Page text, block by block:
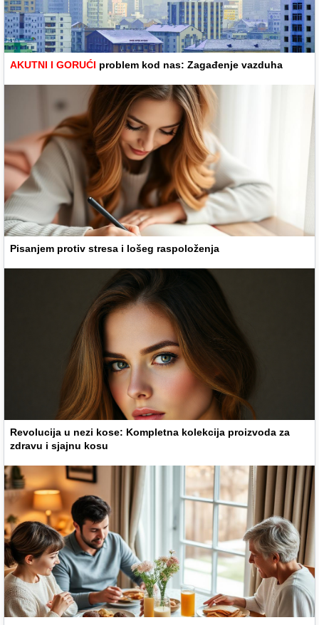
AKUTNI I GORUĆI problem kod nas: Zagađenje vazduha
Pisanjem protiv stresa i lošeg raspoloženja
Revolucija u nezi kose: Kompletna kolekcija proizvoda za
zdravu i sjajnu kosu